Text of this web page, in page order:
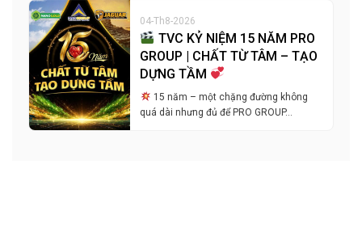
04-Th8-2026
TVC KỶ NIỆM 15 NĂM PRO
GROUP | CHẤT TỪ TÂM – TẠO
DỰNG TẦM
15 năm – một chặng đường không
quá dài nhưng đủ để PRO GROUP…